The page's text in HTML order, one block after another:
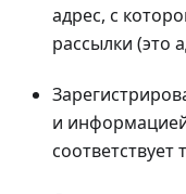
адрес, с
рассылки (это
и
соответствует